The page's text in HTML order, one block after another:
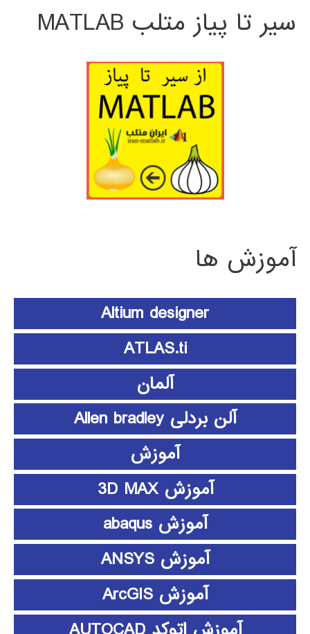
سیر تا پیاز متلب MATLAB
آموزش ها
Altium designer
ATLAS.ti
آلمان
آلن بردلی Allen bradley
آموزش
آموزش 3D MAX
آموزش abaqus
آموزش ANSYS
آموزش ArcGIS